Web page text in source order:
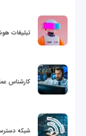
تبلیغات
کارشناس
شبکه